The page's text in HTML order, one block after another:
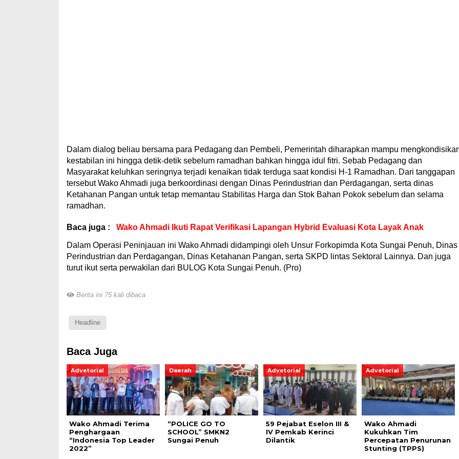
Dalam dialog beliau bersama para Pedagang dan Pembeli, Pemerintah diharapkan mampu
kestabilan ini hingga detik-detik sebelum ramadhan bahkan hingga idul fitri. Sebab Pedagang dan
Masyarakat keluhkan seringnya terjadi kenaikan tidak terduga saat kondisi H-1 Ramadhan. Dari tanggapan
tersebut Wako Ahmadi juga berkoordinasi dengan Dinas Perindustrian dan Perdagangan, serta dinas
Ketahanan Pangan untuk tetap memantau Stabilitas Harga dan Stok Bahan Pokok sebelum dan selama
ramadhan.
Baca juga : Wako Ahmadi Ikuti Rapat Verifikasi Lapangan Hybrid Evaluasi Kota Layak Anak
Dalam Operasi Peninjauan ini Wako Ahmadi didampingi oleh Unsur Forkopimda Kota Sungai Penuh, Dinas
Perindustrian dan Perdagangan, Dinas Ketahanan Pangan, serta SKPD lintas Sektoral Lainnya. Dan juga
turut ikut serta perwakilan dari BULOG Kota Sungai Penuh. (Pro)
Berita ini 75 kali dibaca
Headline
Baca Juga
Advetorial
Wako Ahmadi Terima
Penghargaan
“Indonesia Top Leader
2022”
Daerah
“POLICE GO TO
SCHOOL” SMKN2
Sungai Penuh
Advetorial
59 Pejabat Eselon III &
IV Pemkab Kerinci
Dilantik
Advetorial
Wako Ahmadi
Kukuhkan Tim
Percepatan Penurunan
Stunting (TPPS)